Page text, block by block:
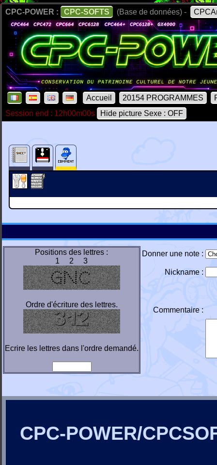
CPC-POWER : CPC-SOFTS (Base de données) -
Accueil 20154 PROGRAMMES
Session end : 12h00m00s
Hide picture Sexe : OFF
Positions des lettres :
1 2 3
Ordre d'écriture des lettres.
Ecrire les lettres dans l'ordre demandé.
Donner une note :
Nickname :
Commentaire :
CPC-POWER/